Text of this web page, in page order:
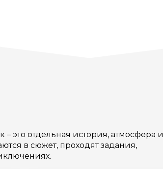
это отдельная история, атмосфера и
в сюжет, проходят задания,